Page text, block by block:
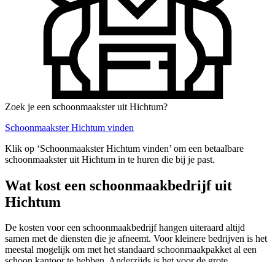
Zoek je een schoonmaakster uit Hichtum?
Schoonmaakster Hichtum vinden
Klik op ‘Schoonmaakster Hichtum vinden’ om een betaalbare
schoonmaakster uit Hichtum in te huren die bij je past.
Wat kost een schoonmaakbedrijf uit
Hichtum
De kosten voor een schoonmaakbedrijf hangen uiteraard altijd
samen met de diensten die je afneemt. Voor kleinere bedrijven is het
meestal mogelijk om met het standaard schoonmaakpakket al een